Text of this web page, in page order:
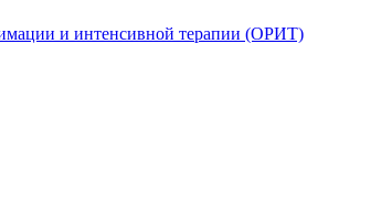
и интенсивной терапии (ОРИТ)